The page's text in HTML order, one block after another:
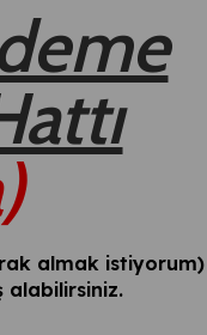
almak istiyorum)
alabilirsiniz.